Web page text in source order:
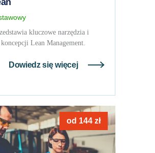
kluczowe narzędzia i
Lean Management.
Dowiedz się więcej
od 144zł